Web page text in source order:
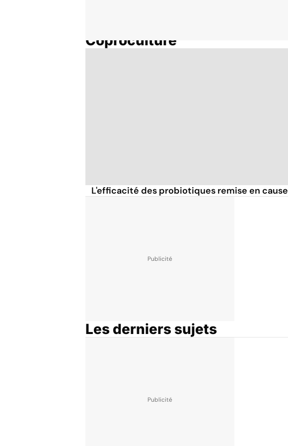
Coproculture
L'efficacité des probiotiques remise en cause
Les derniers sujets